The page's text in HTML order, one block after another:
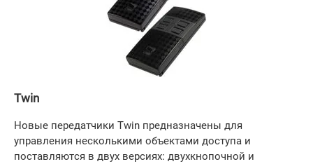
Twin
Новые передатчики Twin предназначены для
управления несколькими объектами доступа и
поставляются в двух версиях: двухкнопочной и